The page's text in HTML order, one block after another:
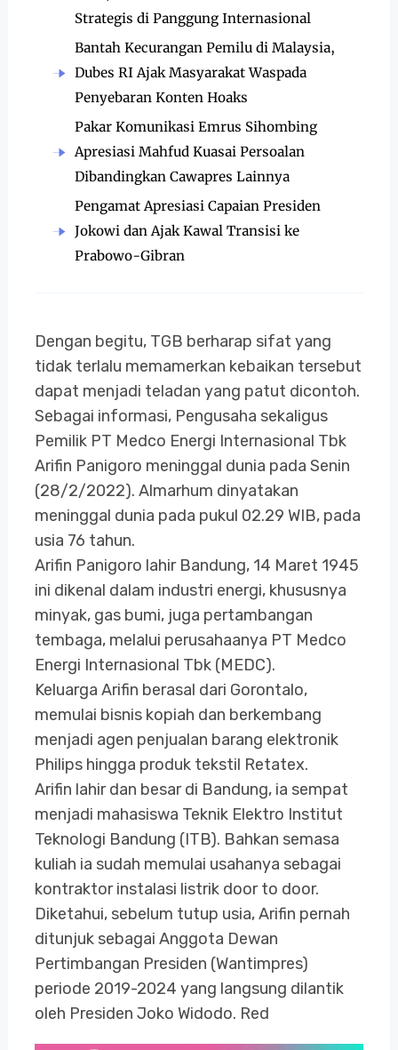
Strategis di Panggung Internasional
Bantah Kecurangan Pemilu di Malaysia,
Dubes RI Ajak Masyarakat Waspada
Penyebaran Konten Hoaks
Pakar Komunikasi Emrus Sihombing
Apresiasi Mahfud Kuasai Persoalan
Dibandingkan Cawapres Lainnya
Pengamat Apresiasi Capaian Presiden
Jokowi dan Ajak Kawal Transisi ke
Prabowo-Gibran
Dengan begitu, TGB berharap sifat yang
tidak terlalu memamerkan kebaikan tersebut
dapat menjadi teladan yang patut dicontoh.
Sebagai informasi, Pengusaha sekaligus
Pemilik PT Medco Energi Internasional Tbk
Arifin Panigoro meninggal dunia pada Senin
(28/2/2022). Almarhum dinyatakan
meninggal dunia pada pukul 02.29 WIB, pada
usia 76 tahun.
Arifin Panigoro lahir Bandung, 14 Maret 1945
ini dikenal dalam industri energi, khususnya
minyak, gas bumi, juga pertambangan
tembaga, melalui perusahaanya PT Medco
Energi Internasional Tbk (MEDC).
Keluarga Arifin berasal dari Gorontalo,
memulai bisnis kopiah dan berkembang
menjadi agen penjualan barang elektronik
Philips hingga produk tekstil Retatex.
Arifin lahir dan besar di Bandung, ia sempat
menjadi mahasiswa Teknik Elektro Institut
Teknologi Bandung (ITB). Bahkan semasa
kuliah ia sudah memulai usahanya sebagai
kontraktor instalasi listrik door to door.
Diketahui, sebelum tutup usia, Arifin pernah
ditunjuk sebagai Anggota Dewan
Pertimbangan Presiden (Wantimpres)
periode 2019-2024 yang langsung dilantik
oleh Presiden Joko Widodo. Red